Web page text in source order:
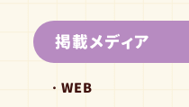
掲載メディア
WEB